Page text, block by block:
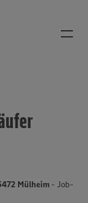
Mülheim - Job-